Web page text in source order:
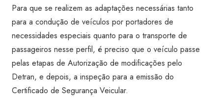
Para que se realizem as adaptações necessárias tanto
para a condução de veículos por portadores de
necessidades especiais quanto para o transporte de
passageiros nesse perfil, é preciso que o veículo passe
pelas etapas de Autorização de modificações pelo
Detran, e depois, a inspeção para a emissão do
Certificado de Segurança Veicular.